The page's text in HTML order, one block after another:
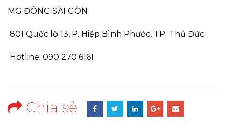
MG ĐÔNG SÀI GÒN
801 Quốc lộ 13, P. Hiệp Bình Phước, TP. Thủ Đức
Hotline: 090 270 6161
Chia sẻ